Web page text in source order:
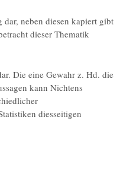
neben diesen kapiert gibt
dieser Thematik
Die eine Gewahr z. Hd. die
kann Nichtens
diesseitigen